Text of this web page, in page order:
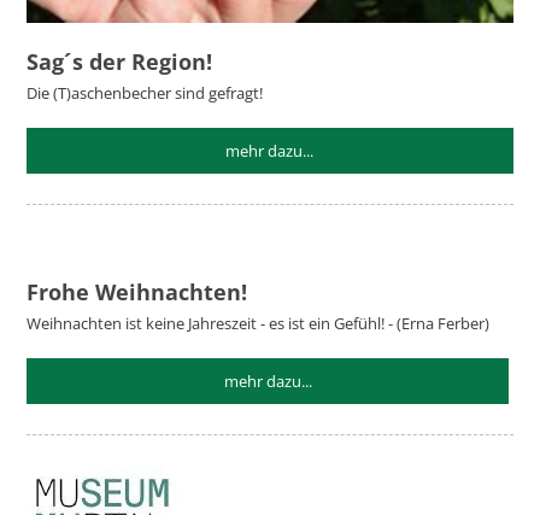
Sag´s der Region!
Die (T)aschenbecher sind gefragt!
mehr dazu...
Frohe Weihnachten!
Weihnachten ist keine Jahreszeit - es ist ein Gefühl! - (Erna Ferber)
mehr dazu...